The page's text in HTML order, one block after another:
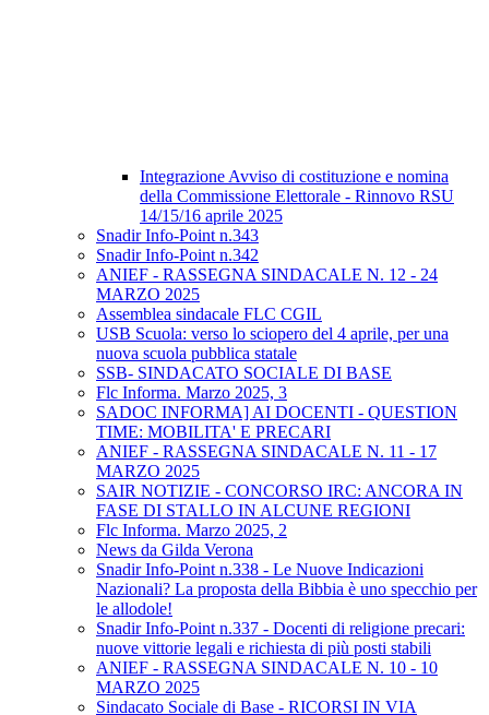
Integrazione Avviso di costituzione e nomina
della Commissione Elettorale - Rinnovo RSU
14/15/16 aprile 2025
Snadir Info-Point n.343
Snadir Info-Point n.342
ANIEF - RASSEGNA SINDACALE N. 12 - 24
MARZO 2025
Assemblea sindacale FLC CGIL
USB Scuola: verso lo sciopero del 4 aprile, per una
nuova scuola pubblica statale
SSB- SINDACATO SOCIALE DI BASE
Flc Informa. Marzo 2025, 3
SADOC INFORMA] AI DOCENTI - QUESTION
TIME: MOBILITA' E PRECARI
ANIEF - RASSEGNA SINDACALE N. 11 - 17
MARZO 2025
SAIR NOTIZIE - CONCORSO IRC: ANCORA IN
FASE DI STALLO IN ALCUNE REGIONI
Flc Informa. Marzo 2025, 2
News da Gilda Verona
Snadir Info-Point n.338 - Le Nuove Indicazioni
Nazionali? La proposta della Bibbia è uno specchio per
le allodole!
Snadir Info-Point n.337 - Docenti di religione precari:
nuove vittorie legali e richiesta di più posti stabili
ANIEF - RASSEGNA SINDACALE N. 10 - 10
MARZO 2025
Sindacato Sociale di Base - RICORSI IN VIA